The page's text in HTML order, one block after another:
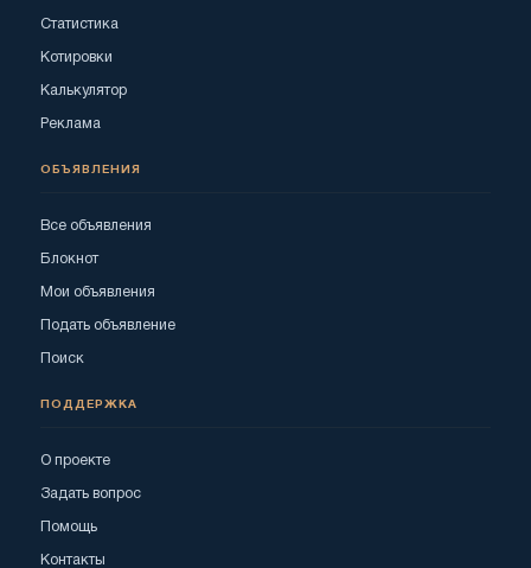
Статистика
Котировки
Калькулятор
Реклама
ОБЪЯВЛЕНИЯ
Все объявления
Блокнот
Мои объявления
Подать объявление
Поиск
ПОДДЕРЖКА
О проекте
Задать вопрос
Помощь
Контакты